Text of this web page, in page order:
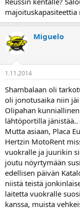
majoituskapasiteettia
Miguelo
1.11.2014
Shambalaan oli
oli jonotusaika niin
Olipahan
lähtöportilla jänistää..
Mutta asiaan, Placa
Hertzin MotoRent
vuokralle ja juurikin
joutu nöyrtymään
edellisen päivän
niistä teistä
laitetta vuokralle
kanssa, muista